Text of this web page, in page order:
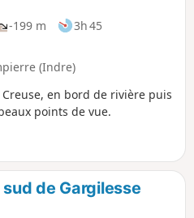
-199 m
3h 45
(Indre)
en bord de rivière puis
points de vue.
de Gargilesse